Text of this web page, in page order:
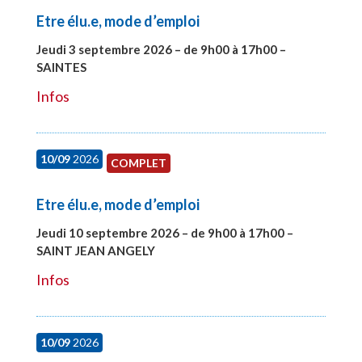
Etre élu.e, mode d’emploi
Jeudi 3 septembre 2026 – de 9h00 à 17h00 –
SAINTES
Infos
10/092026 COMPLET
Etre élu.e, mode d’emploi
Jeudi 10 septembre 2026 – de 9h00 à 17h00 –
SAINT JEAN ANGELY
Infos
10/092026